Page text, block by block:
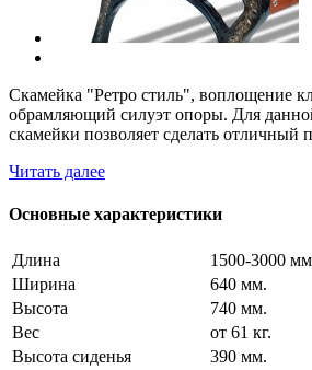
Скамейка "Ретро стиль", воплощение
обрамляющий силуэт опоры. Для
скамейки позволяет сделать
Читать далее
Основные характеристики
Длина
1500-3000
Ширина
640 мм.
Высота
740 мм.
Вес
от 61 кг.
Высота сиденья
390 мм.